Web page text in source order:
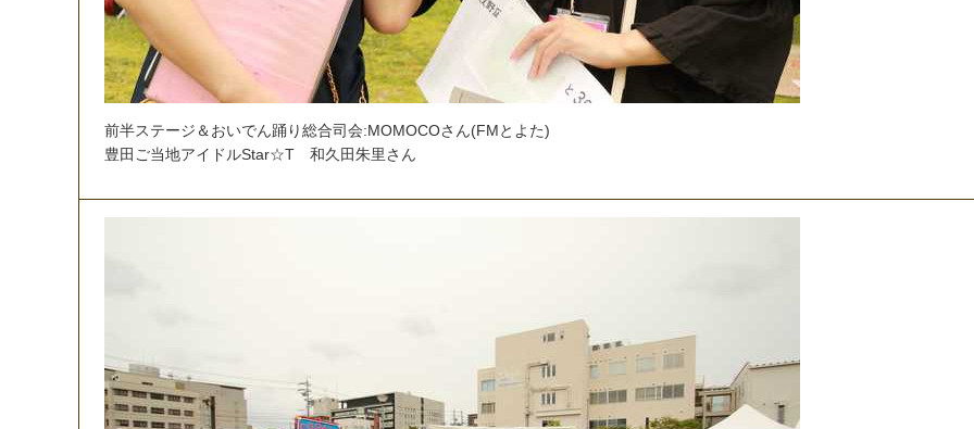
前半ステージ ＆おいでん踊 り総合司会:MOMOCOさ ん(FMと よ た)
豊田 ご当地アイ ドルStar☆T 和久 田朱里さ ん